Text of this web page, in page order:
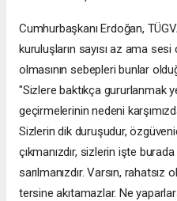
Cumhurbaşkanı Erdoğan,
kuruluşların sayısı az ama
olmasının sebepleri bunlar
"Sizlere baktıkça gururlanmak
geçirmelerinin nedeni
Sizlerin dik duruşudur,
çıkmanızdır, sizlerin işte
sarılmanızdır. Varsın, rahatsız
tersine akıtamazlar. Ne